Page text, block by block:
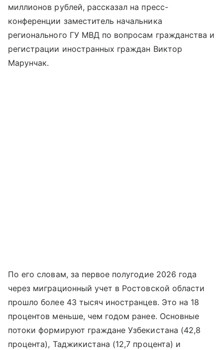
миллионов рублей, рассказал на пресс-
конференции заместитель начальника
регионального ГУ МВД по вопросам гражданства и
регистрации иностранных граждан Виктор
Марунчак.
По его словам, за первое полугодие 2026 года
через миграционный учет в Ростовской области
прошло более 43 тысяч иностранцев. Это на 18
процентов меньше, чем годом ранее. Основные
потоки формируют граждане Узбекистана (42,8
процента), Таджикистана (12,7 процента) и